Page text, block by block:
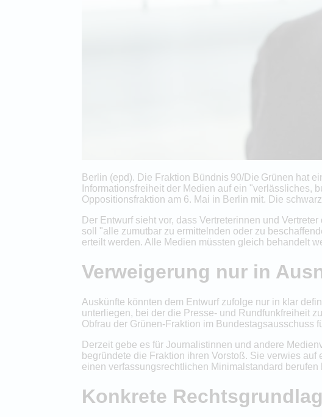
Berlin (epd). Die Fraktion Bündnis 90/Die Grünen hat
Informationsfreiheit der Medien auf ein "verlässliches,
Oppositionsfraktion am 6. Mai in Berlin mit. Die
Der Entwurf sieht vor, dass Vertreterinnen und
soll "alle zumutbar zu ermittelnden oder zu
erteilt werden. Alle Medien müssten gleich behandelt
Verweigerung nur in
Auskünfte könnten dem Entwurf zufolge nur in klar
unterliegen, bei der die Presse- und Rundfunkfreiheit
Obfrau der Grünen-Fraktion im Bundestagsausschuss
Derzeit gebe es für Journalistinnen und andere
begründete die Fraktion ihren Vorstoß. Sie verwies
einen verfassungsrechtlichen Minimalstandard
Konkrete